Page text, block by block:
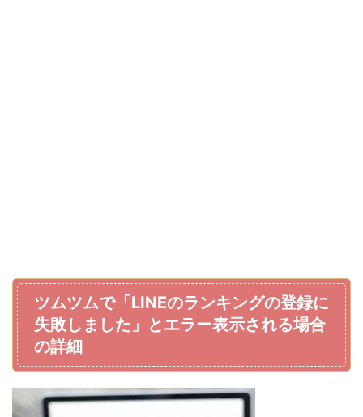
ツムツムで「LINEのランキングの登録に
失敗しました」とエラー表示される場合
の詳細